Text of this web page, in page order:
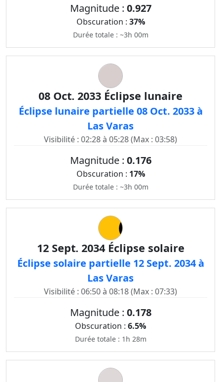
Magnitude : 0.927
Obscuration : 37%
Durée totale : ~3h 00m
08 Oct. 2033 Éclipse lunaire
Éclipse lunaire partielle 08 Oct. 2033 à
Las Varas
Visibilité : 02:28 à 05:28 (Max : 03:58)
Magnitude : 0.176
Obscuration : 17%
Durée totale : ~3h 00m
12 Sept. 2034 Éclipse solaire
Éclipse solaire partielle 12 Sept. 2034 à
Las Varas
Visibilité : 06:50 à 08:18 (Max : 07:33)
Magnitude : 0.178
Obscuration : 6.5%
Durée totale : 1h 28m